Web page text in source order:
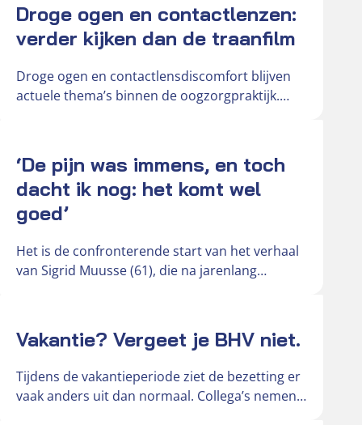
Droge ogen en contactlenzen:
verder kijken dan de traanfilm
Droge ogen en contactlensdiscomfort blijven
actuele thema’s binnen de oogzorgpraktijk.
groeiende vraag…
‘De pijn was immens, en toch
dacht ik nog: het komt wel
goed’
Het is de confronterende start van het verhaal
van Sigrid Muusse (61), die na jarenlang
Vakantie? Vergeet je BHV niet.
Tijdens de vakantieperiode ziet de bezetting er
vaak anders uit dan normaal. Collega’s nemen